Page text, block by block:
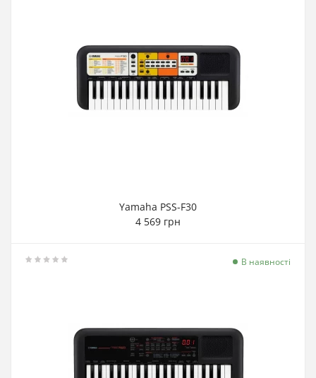
Yamaha PSS-F30
4 569 грн
В наявності